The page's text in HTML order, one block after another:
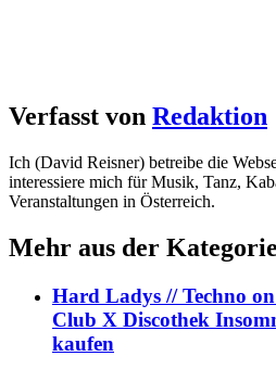
Verfasst von Redaktion
Ich (David Reisner) betreibe die
interessiere mich für Musik, Tanz,
Veranstaltungen in Österreich.
Mehr aus der
Hard Ladys // Techno
Club X Discothek
kaufen